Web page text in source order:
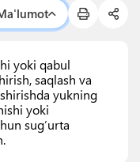
yoki qabul
saqlash va
yukning
yoki
sug’urta